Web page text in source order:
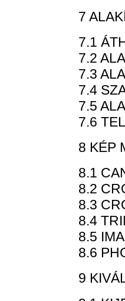
7
7.1
7.2
7.3
7.4
7.5
7.6
8 KÉP
8.1
8.2
8.3
8.4
8.5
8.6
9